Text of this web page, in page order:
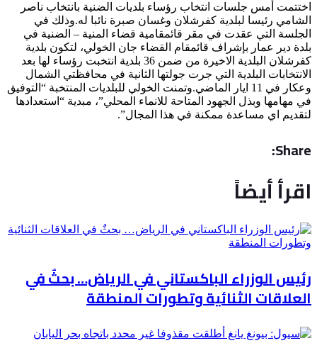
اختتمت أمس جلسات انتخاب رؤساء بلديات الضنية بانتخاب ناصر
الشامي رئيسا لبلدية كفرشلان وغسان صبرة نائبا له.وذلك في
الجلسة التي عقدت في مقر قائمقامية قضاء المنية – الضنية في
بلدة دير عمار بإشراف قائمقام القضاء جان الخولي، لتكون بلدية
كفرشلان البلدية الاخيرة من ضمن 36 بلدية انتخبت رؤساء لها بعد
الانتخابات البلدية التي جرت جولتها الثانية في محافظتي الشمال
وعكار في 11 ايار الماضي.وتمنت الخولي للبلديات المنتخبة “التوفيق
في مهامها وبذل الجهود المتاحة للانماء المحلي”، مبدية “استعدادها
لتقديم اي مساعدة ممكنة في هذا المجال”.
Share:
اقرأ أيضاً
رئيس الوزراء الباكستاني في الرياض… بحثٌ في
العلاقات الثنائية وتطورات المنطقة